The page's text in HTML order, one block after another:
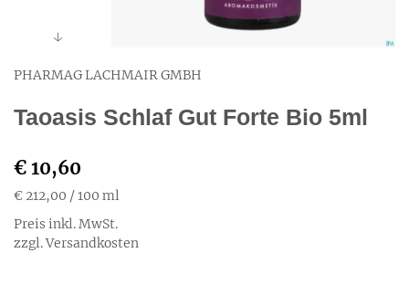
PHARMAG LACHMAIR GMBH
Taoasis Schlaf Gut Forte Bio 5ml
€ 10,60
€ 212,00 / 100 ml
Preis inkl. MwSt.
zzgl. Versandkosten